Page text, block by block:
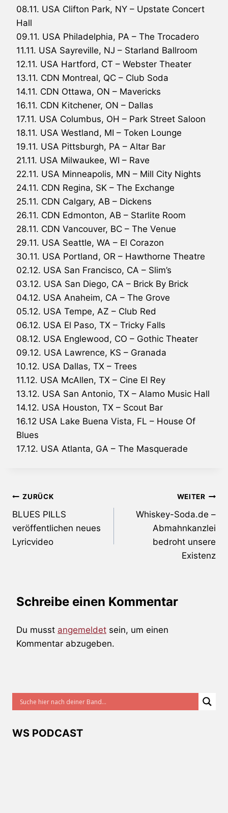
08.11. USA Clifton Park, NY – Upstate Concert
Hall
09.11. USA Philadelphia, PA – The Trocadero
11.11. USA Sayreville, NJ – Starland Ballroom
12.11. USA Hartford, CT – Webster Theater
13.11. CDN Montreal, QC – Club Soda
14.11. CDN Ottawa, ON – Mavericks
16.11. CDN Kitchener, ON – Dallas
17.11. USA Columbus, OH – Park Street Saloon
18.11. USA Westland, MI – Token Lounge
19.11. USA Pittsburgh, PA – Altar Bar
21.11. USA Milwaukee, WI – Rave
22.11. USA Minneapolis, MN – Mill City Nights
24.11. CDN Regina, SK – The Exchange
25.11. CDN Calgary, AB – Dickens
26.11. CDN Edmonton, AB – Starlite Room
28.11. CDN Vancouver, BC – The Venue
29.11. USA Seattle, WA – El Corazon
30.11. USA Portland, OR – Hawthorne Theatre
02.12. USA San Francisco, CA – Slim’s
03.12. USA San Diego, CA – Brick By Brick
04.12. USA Anaheim, CA – The Grove
05.12. USA Tempe, AZ – Club Red
06.12. USA El Paso, TX – Tricky Falls
08.12. USA Englewood, CO – Gothic Theater
09.12. USA Lawrence, KS – Granada
10.12. USA Dallas, TX – Trees
11.12. USA McAllen, TX – Cine El Rey
13.12. USA San Antonio, TX – Alamo Music Hall
14.12. USA Houston, TX – Scout Bar
16.12 USA Lake Buena Vista, FL – House Of
Blues
17.12. USA Atlanta, GA – The Masquerade
Beitragsnavigation
ZURÜCK
BLUES PILLS
veröffentlichen neues
Lyricvideo
WEITER
Whiskey-Soda.de –
Abmahnkanzlei
bedroht unsere
Existenz
Schreibe einen Kommentar
Du musst angemeldet sein, um einen
Kommentar abzugeben.
WS PODCAST